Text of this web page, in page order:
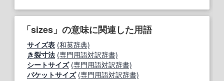
「sizes」の意味に関連した用語
サイズ表 (和英辞典)
き裂寸法 (専門用語対訳辞書)
シートサイズ (専門用語対訳辞書)
パケットサイズ (専門用語対訳辞書)